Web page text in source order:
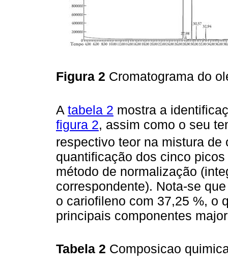
Figura 2 Cromatograma do
A tabela 2 mostra a
figura 2, assim como o seu
respectivo teor na mistura
quantificação dos cinco
método de normalização
correspondente). Nota-se
o cariofileno com 37,25 %, o
principais componentes
Tabela 2 Composicao